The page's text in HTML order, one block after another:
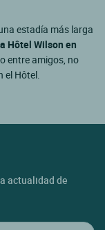
estadía más larga
Hôtel Wilson en
entre amigos, no
el Hôtel.
actualidad de